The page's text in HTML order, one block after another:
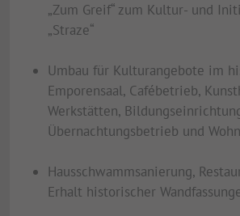
„Zum Greif“ zum Kultur- und
„Straze“
Umbau für Kulturangebote im
Emporensaal, Cafébetrieb,
Werkstätten,
Übernachtungsbetrieb und
Hausschwammsanierung,
Erhalt historischer